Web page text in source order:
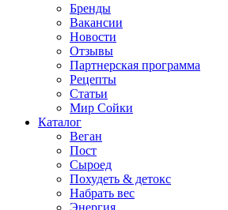
Бренды
Вакансии
Новости
Отзывы
Партнерская программа
Рецепты
Статьи
Мир Сойки
Каталог
Веган
Пост
Сыроед
Похудеть & детокс
Набрать вес
Энергия